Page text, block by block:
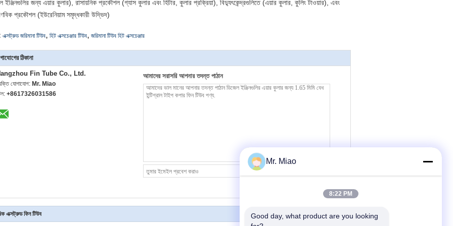
ইঞ্জিনগুলির জন্য এয়ার কুলার), রাসায়নিক প্রকৌশল (গ্যাস কুলার এবং হিটার, কুলার প্রক্রিয়া), বিদ্যুৎকেন্দ্রগুলিতে (এয়ার কুলার, কুলিং টাওয়ার), এবং
প্রকৌশল (ইউরেনিয়াম সমৃদ্ধকারী উদ্ভিদ)
এক্সট্রুড জরিমানা টিউব, হিট এক্সচেঞ্জার টিউব, জরিমানা টিউব হিট এক্সচেঞ্জার
ঠিকানা
Fin Tube Co., Ltd.
যোগাযোগ: Mr. Miao
+8617326031586
আমাদের সরাসরি আপনার তদন্ত পাঠান
এক্সট্রুড ফিন টিউব
Mr. Miao
8:22 PM
Good day, what product are you looking